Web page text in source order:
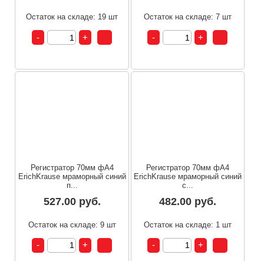
Остаток на складе: 19 шт Остаток на складе: 7 шт
Регистратор 70мм фА4
ErichKrause мраморный синий
п...
527.00 руб.
Остаток на складе: 9 шт
Регистратор 70мм фА4
ErichKrause мраморный синий
с...
482.00 руб.
Остаток на складе: 1 шт